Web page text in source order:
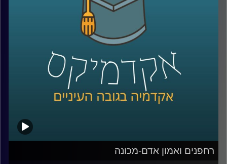
נדבר על מה באמת עומד מאחורי חוויית לקוח טובה, איך
ארגונים חושבים על חדשנות, ואיך בינה מלאכותית הולכת
לשנות את הדרך שבה כולנו קונים, עובדים ומקבלים החלטות
קרדיט תמונות:AudioVersity
רחפנים ואמון אדם-מכונה